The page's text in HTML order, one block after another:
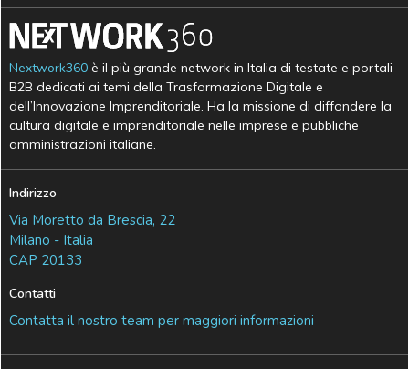
Nextwork360 è il più grande network in Italia di testate e portali
B2B dedicati ai temi della Trasformazione Digitale e
dell’Innovazione Imprenditoriale. Ha la missione di diffondere la
cultura digitale e imprenditoriale nelle imprese e pubbliche
amministrazioni italiane.
Indirizzo
Via Moretto da Brescia, 22
Milano - Italia
CAP 20133
Contatti
Contatta il nostro team per maggiori informazioni